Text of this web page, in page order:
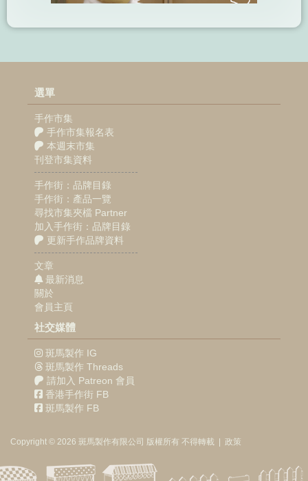
選單
手作市集
手作市集報名表
本週末市集
刊登市集資料
手作街：品牌目錄
手作街：產品一覽
尋找市集夾檔 Partner
加入手作街：品牌目錄
更新手作品牌資料
文章
最新消息
關於
會員主頁
社交媒體
斑馬製作 IG
斑馬製作 Threads
請加入 Patreon 會員
香港手作街 FB
斑馬製作 FB
Copyright © 2026 斑馬製作有限公司 版權所有 不得轉載 | 政策